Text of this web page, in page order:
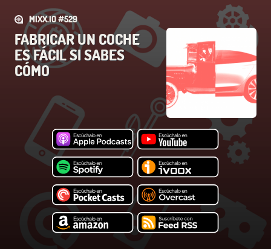
MIXX.IO #529
FABRICAR UN COCHE
ES FÁCIL SI SABES
CÓMO